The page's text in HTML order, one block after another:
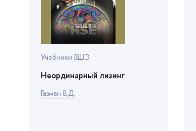
Учебники ВШЭ
Неординарный лизин
Газман В.Д.